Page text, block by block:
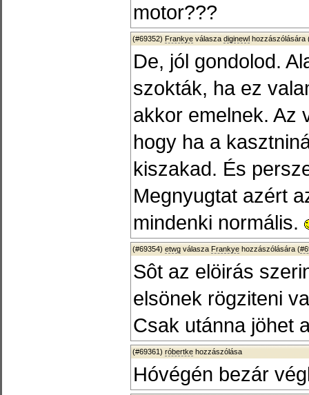
motor???
(#69352) Frankye válasza diginewl hozzászólására
De, jól gondolod.
szokták, ha ez
akkor emelnek. Az
hogy ha a
kiszakad. És
Megnyugtat azért
mindenki normális.
(#69354) etwg válasza Frankye hozzászólására (
Sôt az elöirás
elsönek rögziteni
Csak utánna jöhet
(#69361) róbertke hozzászólása
Hóvégén bezár